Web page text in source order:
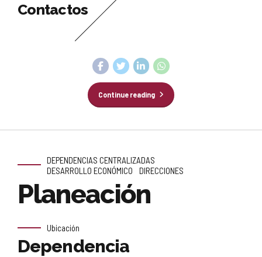
Contactos
Continue reading
DEPENDENCIAS CENTRALIZADAS
DESARROLLO ECONÓMICO
DIRECCIONES
Planeación
Ubicación
Dependencia